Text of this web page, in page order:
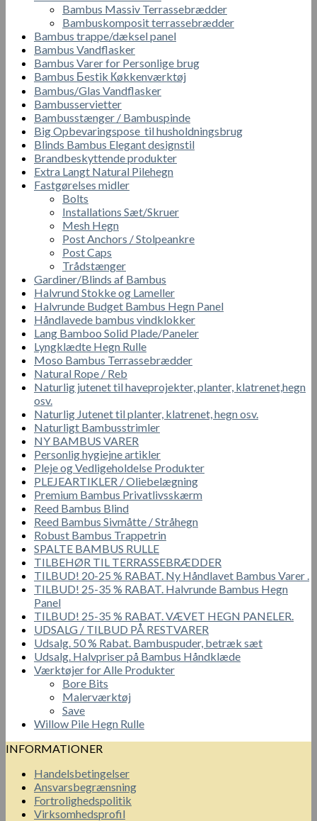
Bambus Massiv Terrassebrædder
Bambuskomposit terrassebrædder
Bambus trappe/dæksel panel
Bambus Vandflasker
Bambus Varer for Personlige brug
Bambus Бestik Кøkkenværktøj
Bambus/Glas Vandflasker
Bambusservietter
Bambusstænger / Bambuspinde
Big Opbevaringspose til husholdningsbrug
Blinds Bambus Elegant designstil
Brandbeskyttende produkter
Extra Langt Natural Pilehegn
Fastgørelses midler
Bolts
Installations Sæt/Skruer
Mesh Hegn
Post Anchors / Stolpeankre
Post Caps
Trådstænger
Gardiner/Blinds af Bambus
Halvrund Stokke og Lameller
Halvrunde Budget Bambus Hegn Panel
Håndlavede bambus vindklokker
Lang Bamboo Solid Plade/Paneler
Lyngklædte Hegn Rulle
Moso Bambus Terrassebrædder
Natural Rope / Reb
Naturlig jutenet til haveprojekter, planter, klatrenet,hegn
osv.
Naturlig Jutenet til planter, klatrenet, hegn osv.
Naturligt Bambusstrimler
NY BAMBUS VARER
Personlig hygiejne artikler
Pleje og Vedligeholdelse Produkter
PLEJEARTIKLER / Oliebelægning
Premium Bambus Privatlivsskærm
Reed Bambus Blind
Reed Bambus Sivmåtte / Stråhegn
Robust Bambus Trappetrin
SPALTE BAMBUS RULLE
TILBEHØR TIL TERRASSEBRÆDDER
TILBUD! 20-25 % RABAT. Ny Håndlavet Bambus Varer .
TILBUD! 25-35 % RABAT. Halvrunde Bambus Hegn
Panel
TILBUD! 25-35 % RABAT. VÆVET HEGN PANELER.
UDSALG / TILBUD PÅ RESTVARER
Udsalg. 50 % Rabat. Bambuspuder, betræk sæt
Udsalg. Halvpriser på Bambus Håndklæde
Værktøjer for Alle Produkter
Bore Bits
Malerværktøj
Save
Willow Pile Hegn Rulle
INFORMATIONER
Handelsbetingelser
Ansvarsbegrænsning
Fortrolighedspolitik
Virksomhedsprofil